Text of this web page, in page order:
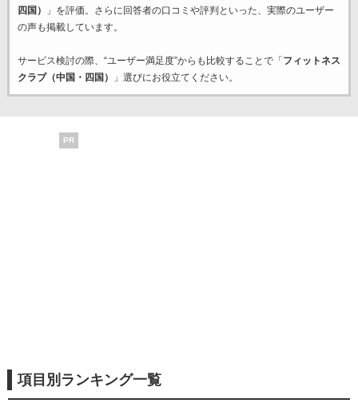
四国）
」を評価。さらに回答者の口コミや評判といった、実際のユーザー
の声も掲載しています。
サービス検討の際、“ユーザー満足度”からも比較することで「 フィットネス
クラブ（中国・四国）
」選びにお役立てください。
PR
項目別ランキング一覧